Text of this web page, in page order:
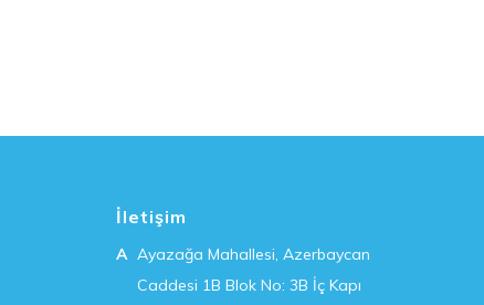
İletişim
A Ayazağa Mahallesi, Azerbaycan
Caddesi 1B Blok No: 3B İç Kapı